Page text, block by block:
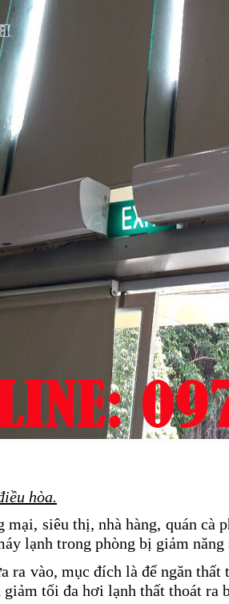
hòa.
siêu thị, nhà hàng, quán cà
lạnh trong phòng bị giảm
ra vào, mục đích là để ngăn
tối đa hơi lạnh thất thoát ra